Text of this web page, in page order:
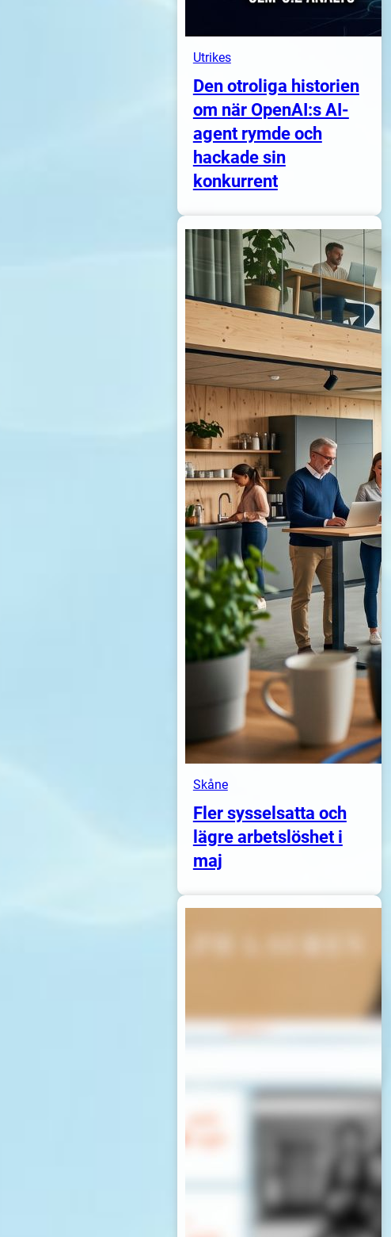
Utrikes
Den otroliga historien
om när OpenAI:s AI-
agent rymde och
hackade sin
konkurrent
Skåne
Fler sysselsatta och
lägre arbetslöshet i
maj